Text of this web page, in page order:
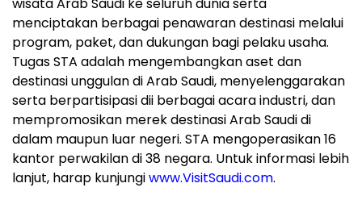
wisata Arab Saudi ke seluruh dunia serta
menciptakan berbagai penawaran destinasi melalui
program, paket, dan dukungan bagi pelaku usaha.
Tugas STA adalah mengembangkan aset dan
destinasi unggulan di Arab Saudi, menyelenggarakan
serta berpartisipasi dii berbagai acara industri, dan
mempromosikan merek destinasi Arab Saudi di
dalam maupun luar negeri. STA mengoperasikan 16
kantor perwakilan di 38 negara. Untuk informasi lebih
lanjut, harap kunjungiwww.VisitSaudi.com.